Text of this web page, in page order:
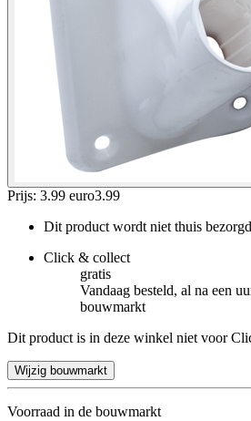
Prijs: 3.99 euro3.99
Dit product wordt niet thuis bezorgd
Click & collect
gratis
Vandaag besteld, al na een
bouwmarkt
Dit product is in deze winkel niet voor
Wijzig bouwmarkt
Voorraad in de bouwmarkt